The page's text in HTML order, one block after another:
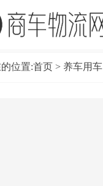
位置:首页 > 养车用车